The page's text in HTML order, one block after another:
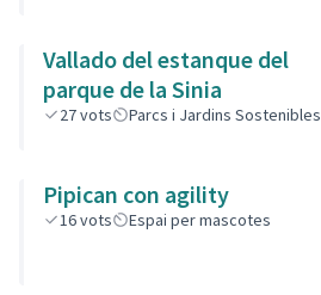
Vallado del estanque del
parque de la Sinia
27vots Parcs i Jardins Sostenibles
Pipican con agility
16vots Espai per mascotes